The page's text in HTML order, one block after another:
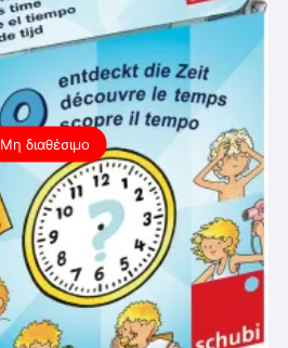
Μη διαθέσιμο